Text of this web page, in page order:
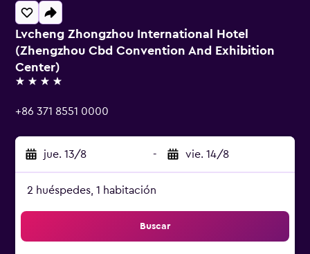
Lvcheng Zhongzhou International Hotel
(Zhengzhou Cbd Convention And Exhibition
Center)
4 estrellas
+86 371 8551 0000
jue. 13/8 - vie. 14/8
2 huéspedes, 1 habitación
Buscar